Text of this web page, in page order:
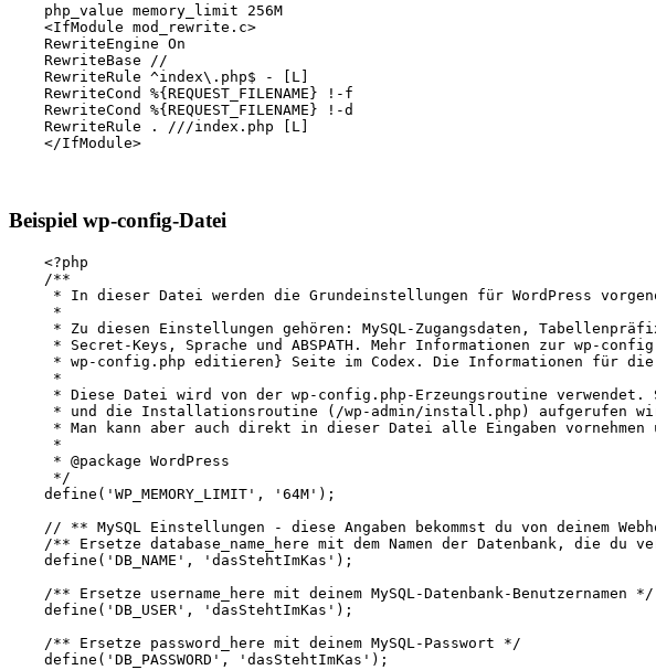
    php_value memory_limit 256M
    <IfModule mod_rewrite.c>
    RewriteEngine On
    RewriteBase //
    RewriteRule ^index\.php$ - [L]
    RewriteCond %{REQUEST_FILENAME} !-f
    RewriteCond %{REQUEST_FILENAME} !-d
    RewriteRule . ///index.php [L]
Beispiel wp-config-Datei
    <?php
    /**
* In dieser Datei werden die Grundeinstellungen für WordPress
     *
* Zu diesen Einstellungen gehören: MySQL-Zugangsdaten,
* Secret-Keys, Sprache und ABSPATH. Mehr Informationen zur wp-
* wp-config.php editieren} Seite im Codex. Die Informationen für
     *
* Diese Datei wird von der wp-config.php-Erzeungsroutine
* und die Installationsroutine (/wp-admin/install.php) aufgerufen
* Man kann aber auch direkt in dieser Datei alle Eingaben
     *
     * @package WordPress
     */
    define('WP_MEMORY_LIMIT', '64M');
// ** MySQL Einstellungen - diese Angaben bekommst du von deinem
/** Ersetze database_name_here mit dem Namen der Datenbank, die du
    define('DB_NAME', 'dasStehtImKas');
    /** Ersetze username_here mit deinem MySQL-Datenbank-Benutzernamen */
    define('DB_USER', 'dasStehtImKas');
    /** Ersetze password_here mit deinem MySQL-Passwort */
    define('DB_PASSWORD', 'dasStehtImKas');